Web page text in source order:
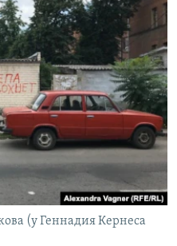
(у Геннадия Кернеса